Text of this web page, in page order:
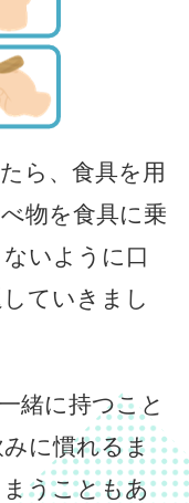
ら、食具を用
物を食具に乗
いように口
ていきまし
緒に持つこと
に慣れるま
うこともあ